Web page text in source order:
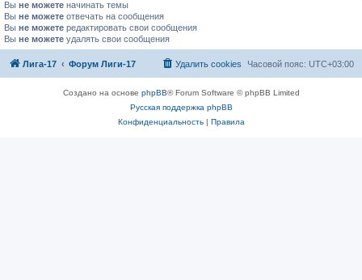
Вы не можете начинать темы
Вы не можете отвечать на сообщения
Вы не можете редактировать свои сообщения
Вы не можете удалять свои сообщения
Лига-17 Форум Лиги-17 Часовой пояс: UTC+03:00
Удалить cookies
Создано на основе phpBB® Forum Software © phpBB Limited
Русская поддержка phpBB
Конфиденциальность| Правила